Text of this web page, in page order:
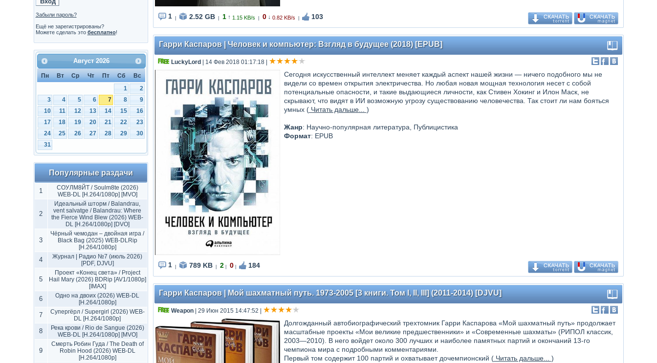
Забыли пароль?
Ещё не зарегистрированы?
Можете сделать это бесплатно!
Август 2026
Пн Вт Ср Чт Пт Сб
Вс
1
2
3
4 5 6 7 8
9
10
11 12 13 14 15
16
17
18 19 20 21 22
23
24
25 26 27 28 29
30
31
Популярные раздачи
1
СОУЛМ8ЙТ / Soulm8te (2026)
WEB-DL [H.264/1080p] [MVO]
2
Идеальный шторм / Balandrau,
vent salvatge / Balandrau: Where
the Fierce Wind Blew (2026) WEB-
DL [H.264/1080p] [DVO]
3
Чёрный чемодан – двойная игра /
Black Bag (2025) WEB-DLRip
[H.264/1080p]
4
Журнал | Радио №7 (июль 2026)
[PDF, DJVU]
5
Проект «Конец света» / Project
Hail Mary (2026) BDRip [AV1/1080p]
[IMAX]
6
Одно на двоих (2026) WEB-DL
[H.264/1080p]
7
Супергёрл / Supergirl (2026) WEB-
DL [H.264/1080p]
8
Река крови / Rio de Sangue (2026)
WEB-DL [H.264/1080p] [MVO]
9
Смерть Робин Гуда / The Death of
Robin Hood (2026) WEB-DL
[H.264/1080p]
1 2.52 GB 1 ↑ 1.15 KB/s 0 ↓ 0.82 KB/s 103
Гарри Каспаров | Человек и компьютер: Взгляд в будущее (2018) [EPUB]
LuckyLord | 14 Фев 2018 01:17:18|
Сегодня искусственный интеллект меняет каждый аспект нашей жизни — ничего подобного мы не
видели со времен открытия электричества. Но любая новая мощная технология несет с собой
потенциальные опасности, и такие выдающиеся личности, как Стивен Хокинг и Илон Маск, не
скрывают, что видят в ИИ возможную угрозу существованию человечества. Так стоит ли нам бояться
умных (Читать дальше... )
Жанр: Научно-популярная литература, Публицистика
Формат: EPUB
1 789 KB 2 0 184
Гарри Каспаров | Мой шахматный путь. 1973-2005 [3 книги. Том I, II, III] (2011-2014) [DJVU]
Weapon| 29 Июн 2015 14:47:52
Долгожданный автобиографический трехтомник Гарри Каспарова «Мой шахматный путь» продолжает
масштабные проекты «Мои великие предшественники» и «Современные шахматы» (РИПОЛ классик,
2003—2010). В него войдет около 300 лучших и наиболее памятных партий и окончаний 13-го
чемпиона мира с подробными комментариями.
Первый том содержит 100 партий и охватывает дочемпионский (Читать дальше... )